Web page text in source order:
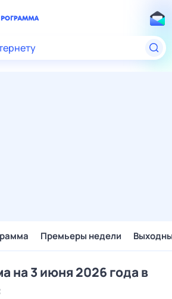
Премьеры недели
на 3 июня 2026 года в